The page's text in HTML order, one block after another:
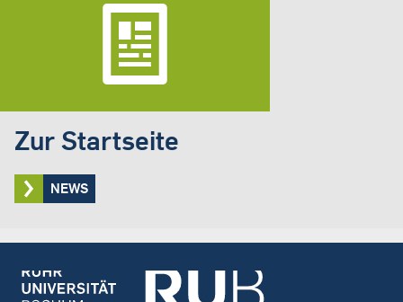
Zur Startseite
NEWS